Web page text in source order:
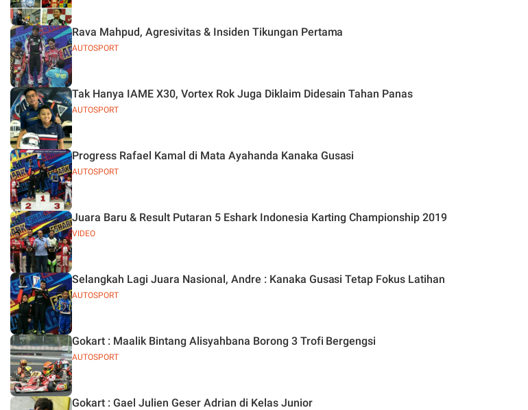
AUTOSPORT
Rava Mahpud, Agresivitas & Insiden Tikungan Pertama
AUTOSPORT
Tak Hanya IAME X30, Vortex Rok Juga Diklaim Didesain Tahan Panas
AUTOSPORT
Progress Rafael Kamal di Mata Ayahanda Kanaka Gusasi
VIDEO
Juara Baru & Result Putaran 5 Eshark Indonesia Karting Championship 2019
AUTOSPORT
Selangkah Lagi Juara Nasional, Andre : Kanaka Gusasi Tetap Fokus Latihan
AUTOSPORT
Gokart : Maalik Bintang Alisyahbana Borong 3 Trofi Bergengsi
Gokart : Gael Julien Geser Adrian di Kelas Junior